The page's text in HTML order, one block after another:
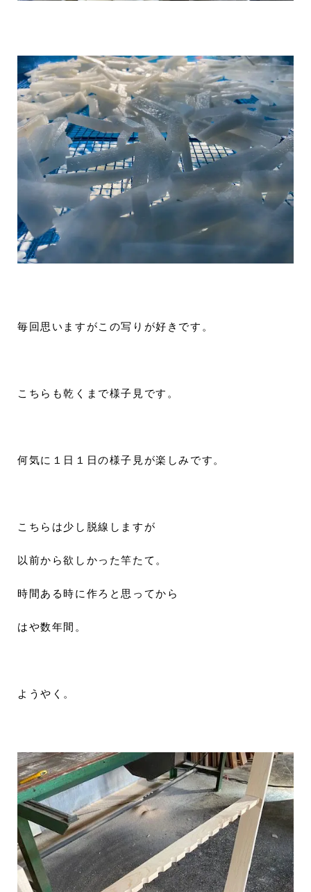
毎回思いますがこの写りが好きです。
こちらも乾くまで様子見です。
何気に１日１日の様子見が楽しみです。
こちらは少し脱線しますが
以前から欲しかった竿たて。
時間ある時に作ろと思ってから
はや数年間。
ようやく。